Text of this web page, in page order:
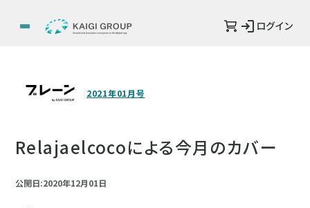
ログイン
2021年01月号
Relajaelcocoによる今月のカバー
公開日:2020年12月01日